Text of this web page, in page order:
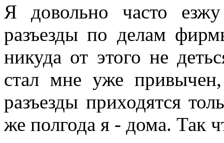
Я довольно часто
разъезды по делам
никуда от этого не
стал мне уже
разъезды приходятся
же полгода я - дома. Так